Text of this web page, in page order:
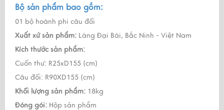
Bộ sản phẩm bao gồm:
01 bộ hoành phi câu đối
Xuất xứ sản phẩm: Làng Đại Bái, Bắc Ninh - Việt Nam
Kích thước sản phẩm:
Cuốn thư: R25xD155 (cm)
Câu đối: R90XD155 (cm)
Khối lượng sản phẩm: 18kg
Đóng gói: Hộp sản phẩm